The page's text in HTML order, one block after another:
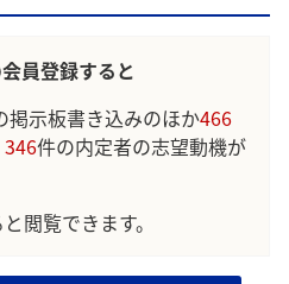
す。
にしましょう。
ザー投稿を要約しています。実際
らご確認ください。
員登録すると
掲示板書き込みのほか466
346件の内定者の志望動機が
閲覧できます。